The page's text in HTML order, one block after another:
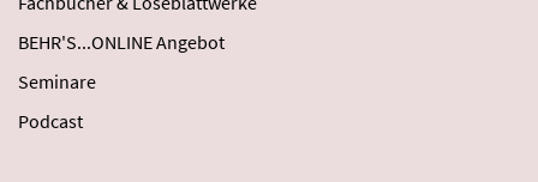
BEHR'S...ONLINE Angebot
Seminare
Podcast